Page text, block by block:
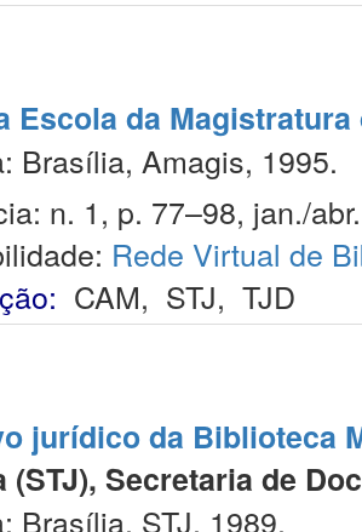
Escola da
Brasília, Amagis, 1995.
n. 1, p. 77–98, jan./
Rede Virtual de
CAM, STJ, TJD
jurídico da Biblioteca
(STJ), Secretaria de
Brasília, STJ, 1989.